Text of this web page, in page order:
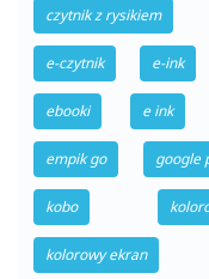
czytnik z rysikiem
e-czytnik e-ink
ebooki e ink
empik go google
kobo
kolorowy ekran